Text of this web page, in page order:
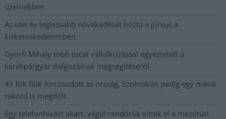
üzemekben
Az idei év leglassabb növekedését hozta a június a
kiskereskedelemben
Györfi Mihály több tucat vállalkozással egyeztetett a
kerékpárgyár dolgozóinak megsegítéséről
41 fok fölé forrósodott az ország, Szolnokon pedig egy másik
rekord is megdőlt
Egy telefonhívást akart, végül rendőrök vitték el a mezőtúri